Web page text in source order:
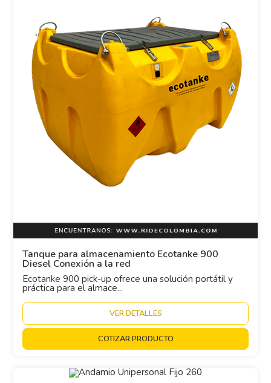
Tanque para almacenamiento Ecotanke 900
Diesel Conexión a la red
Ecotanke 900 pick-up ofrece una solución portátil y
práctica para el almace...
VER DETALLES
COTIZAR PRODUCTO